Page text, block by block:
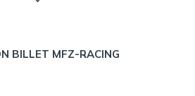
cứng cáp, chống méo biến dạng
chỉnh
BILLET MFZ-RACING